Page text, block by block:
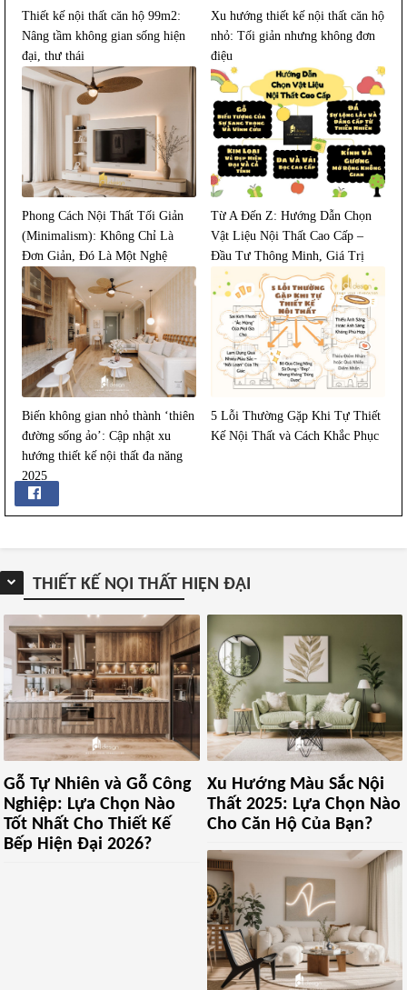
Thiết kế nội thất căn hộ 99m2:
Nâng tầm không gian sống hiện
đại, thư thái
Xu hướng thiết kế nội thất căn hộ
nhỏ: Tối giản nhưng không đơn
điệu
Phong Cách Nội Thất Tối Giản
(Minimalism): Không Chỉ Là
Đơn Giản, Đó Là Một Nghệ
Thuật Sống
Từ A Đến Z: Hướng Dẫn Chọn
Vật Liệu Nội Thất Cao Cấp –
Đầu Tư Thông Minh, Giá Trị
Bền Lâu
Biến không gian nhỏ thành ‘thiên
đường sống ảo’: Cập nhật xu
hướng thiết kế nội thất đa năng
2025
5 Lỗi Thường Gặp Khi Tự Thiết
Kế Nội Thất và Cách Khắc Phục
THIẾT KẾ NỘI THẤT HIỆN ĐẠI
Gỗ Tự Nhiên và Gỗ Công
Nghiệp: Lựa Chọn Nào
Tốt Nhất Cho Thiết Kế
Bếp Hiện Đại 2026?
Xu Hướng Màu Sắc Nội
Thất 2025: Lựa Chọn Nào
Cho Căn Hộ Của Bạn?